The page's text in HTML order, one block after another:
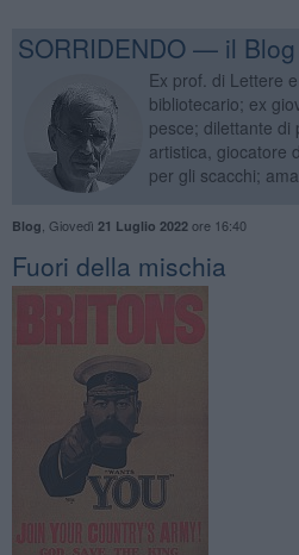
SORRIDENDO — il
Ex prof. di Lettere
bibliotecario; ex
pesce; dilettante di
artistica, giocatore
per gli scacchi;
Blog Giovedì 21 Luglio 2022ore 16:40
Fuori della mischia